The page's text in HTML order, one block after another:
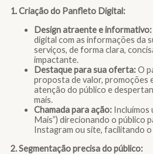
1. Criação do Panfleto Digital:
Design atraente e informativo:
digital com as informações da
serviços, de forma clara,
impactante.
Destaque para sua oferta:O
proposta de valor, promoções
atenção do público e
mais.
Chamada para ação: Incluímos
Mais”) direcionando o público
Instagram ou site, facilitando
2. Segmentação precisa do público: